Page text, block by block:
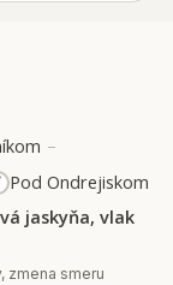
–
Pod Ondrejiskom
jaskyňa, vlak
zmena smeru